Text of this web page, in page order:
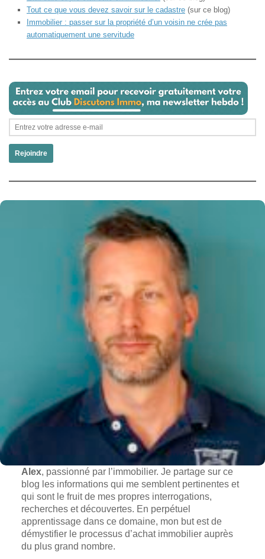
Tout ce que vous devez savoir sur le cadastre (sur ce blog)
Immobilier : passer sur la propriété d’un voisin ne crée pas
automatiquement une servitude
Rejoindre
Alex, passionné par l’immobilier. Je partage sur ce
blog les informations qui me semblent pertinentes et
qui sont le fruit de mes propres interrogations,
recherches et découvertes. En perpétuel
apprentissage dans ce domaine, mon but est de
démystifier le processus d’achat immobilier auprès
du plus grand nombre.